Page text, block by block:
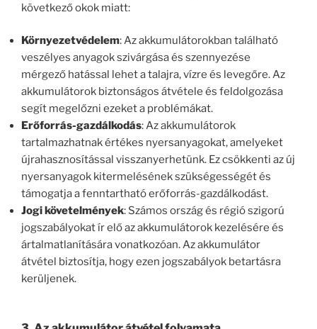
következő okok miatt:
Környezetvédelem: Az akkumulátorokban található
veszélyes anyagok szivárgása és szennyezése
mérgező hatással lehet a talajra, vízre és levegőre. Az
akkumulátorok biztonságos átvétele és feldolgozása
segít megelőzni ezeket a problémákat.
Erőforrás-gazdálkodás: Az akkumulátorok
tartalmazhatnak értékes nyersanyagokat, amelyeket
újrahasznosítással visszanyerhetünk. Ez csökkenti az új
nyersanyagok kitermelésének szükségességét és
támogatja a fenntartható erőforrás-gazdálkodást.
Jogi követelmények: Számos ország és régió szigorú
jogszabályokat ír elő az akkumulátorok kezelésére és
ártalmatlanítására vonatkozóan. Az akkumulátor
átvétel biztosítja, hogy ezen jogszabályok betartásra
kerüljenek.